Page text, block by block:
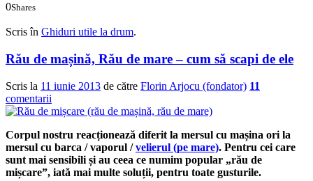
0Shares
Scris în Ghiduri utile la drum.
Rău de mașină, Rău de mare – cum să scapi de ele
Scris la 11 iunie 2013 de către Florin Arjocu (fondator) 11
comentarii
Corpul nostru reacționează diferit la mersul cu mașina ori la
mersul cu barca / vaporul /velierul (pe mare). Pentru cei care
sunt mai sensibili și au ceea ce numim popular „rău de
mișcare”, iată mai multe soluții, pentru toate gusturile.